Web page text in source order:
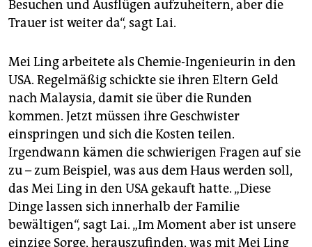
Besuchen und Ausflügen aufzuheitern, aber die
Trauer ist weiter da“, sagt Lai.
Mei Ling arbeitete als Chemie-Ingenieurin in den
USA. Regelmäßig schickte sie ihren Eltern Geld
nach Malaysia, damit sie über die Runden
kommen. Jetzt müssen ihre Geschwister
einspringen und sich die Kosten teilen.
Irgendwann kämen die schwierigen Fragen auf sie
zu – zum Beispiel, was aus dem Haus werden soll,
das Mei Ling in den USA gekauft hatte. „Diese
Dinge lassen sich innerhalb der Familie
bewältigen“, sagt Lai. „Im Moment aber ist unsere
einzige Sorge, herauszufinden, was mit Mei Ling